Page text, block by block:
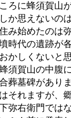
ろに蜂須賀山
か思えないの
み始めたのは
時代の遺跡が
かしくないと
須賀山の中腹
葬墓碑があり
それますが、
弥右衛門では